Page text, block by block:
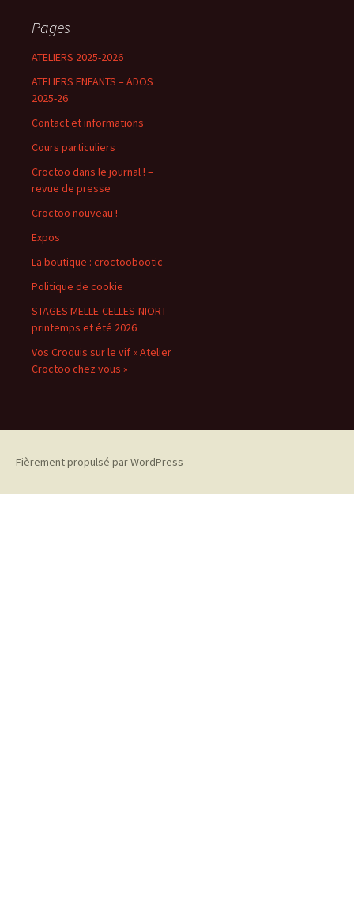
Pages
ATELIERS 2025-2026
ATELIERS ENFANTS – ADOS
2025-26
Contact et informations
Cours particuliers
Croctoo dans le journal ! –
revue de presse
Croctoo nouveau !
Expos
La boutique : croctoobootic
Politique de cookie
STAGES MELLE-CELLES-NIORT
printemps et été 2026
Vos Croquis sur le vif « Atelier
Croctoo chez vous »
Fièrement propulsé par WordPress